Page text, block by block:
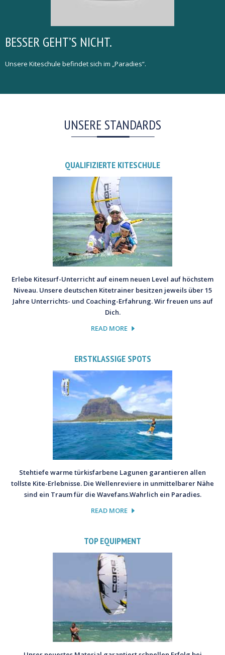
BESSER GEHT’S NICHT.
Unsere Kiteschule befindet sich im „Paradies“.
UNSERE STANDARDS
QUALIFIZIERTE KITESCHULE
Erlebe Kitesurf-Unterricht auf einem neuen Level auf höchstem
Niveau. Unsere deutschen Kitetrainer besitzen jeweils über 15
Jahre Unterrichts- und Coaching-Erfahrung. Wir freuen uns auf
Dich.
READ MORE
ERSTKLASSIGE SPOTS
Stehtiefe warme türkisfarbene Lagunen garantieren allen
tollste Kite-Erlebnisse. Die Wellenreviere in unmittelbarer Nähe
sind ein Traum für die Wavefans.Wahrlich ein Paradies.
READ MORE
TOP EQUIPMENT